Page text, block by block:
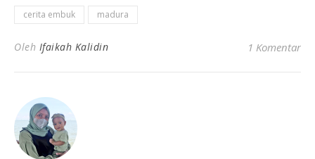
cerita embuk madura
Oleh Ifaikah Kalidin 1 Komentar